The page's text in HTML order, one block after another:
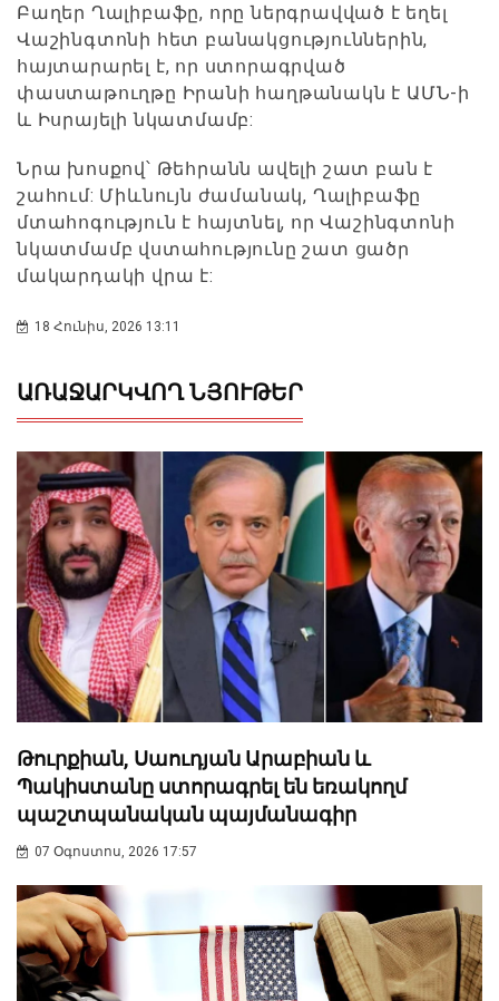
Բաղեր Ղալիբաֆը, որը ներգրավված է եղել
Վաշինգտոնի հետ բանակցություններին,
հայտարարել է, որ ստորագրված
փաստաթուղթը Իրանի հաղթանակն է ԱՄՆ-ի
և Իսրայելի նկատմամբ:
Նրա խոսքով՝ Թեհրանն ավելի շատ բան է
շահում: Միևնույն ժամանակ, Ղալիբաֆը
մտահոգություն է հայտնել, որ Վաշինգտոնի
նկատմամբ վստահությունը շատ ցածր
մակարդակի վրա է:
18 Հունիս, 2026 13:11
ԱՌԱՋԱՐԿՎՈՂ ՆՅՈՒԹԵՐ
Թուրքիան, Սաուդյան Արաբիան և
Պակիստանը ստորագրել են եռակողմ
պաշտպանական պայմանագիր
07 Օգոստոս, 2026 17:57